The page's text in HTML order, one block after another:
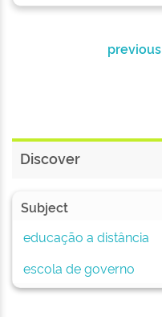
previous
Discover
Subject
educação a distância
escola de governo